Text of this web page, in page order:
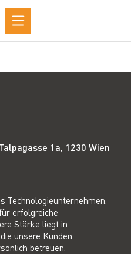
1a, 1230 Wien
Technologieunternehmen.
erfolgreiche
Stärke liegt in
unsere Kunden
betreuen.